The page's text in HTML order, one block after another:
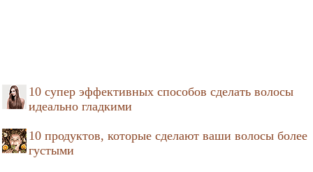
10 супер эффективных способов сделать волосы
идеально гладкими
10 продуктов, которые сделают ваши волосы более
густыми